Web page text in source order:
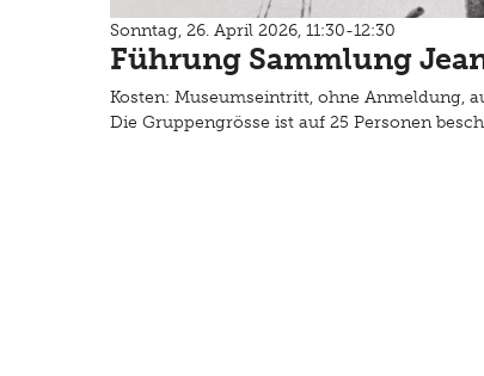
Sonntag, 26. April 2026, 11:30-12:30
Führung Sammlung
Kosten: Museumseintritt, ohne Anmeldung,
Die Gruppengrösse ist auf 25 Personen